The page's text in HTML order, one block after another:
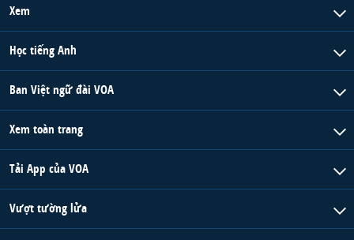
Xem
Học tiếng Anh
Ban Việt ngữ đài VOA
Xem toàn trang
Tải App của VOA
Vượt tường lửa